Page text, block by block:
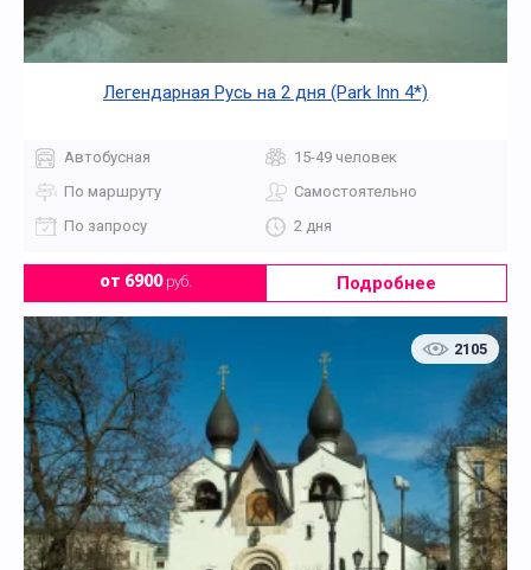
Легендарная Русь на 2 дня (Park Inn 4*)
Автобусная
15-49 человек
По маршруту
Самостоятельно
По запросу
2 дня
от 6900руб. Подробнее
2105